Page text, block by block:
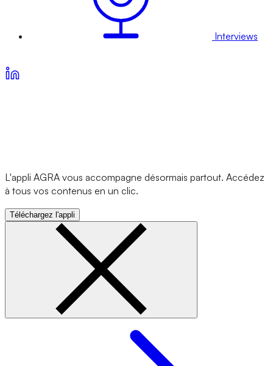
Interviews
L'appli AGRA vous accompagne désormais partout. Accédez
à tous vos contenus en un clic.
Téléchargez l'appli